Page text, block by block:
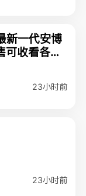
新一代安博
可收看各个
23小时前
23小时前